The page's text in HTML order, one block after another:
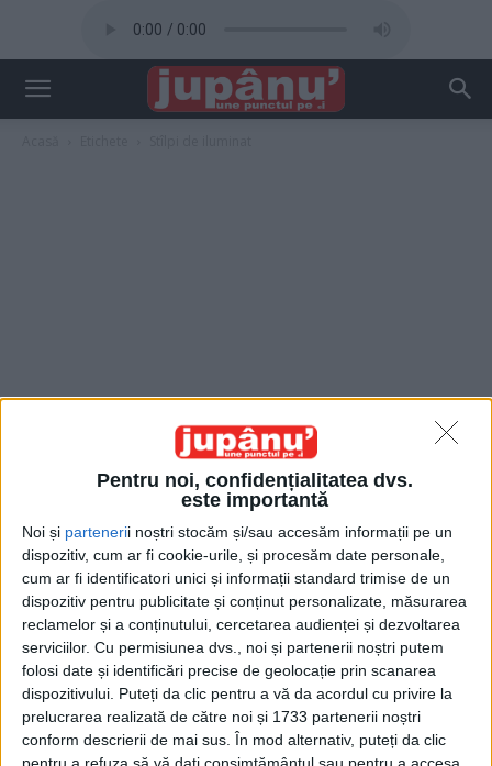
Pentru noi, confidențialitatea dvs.
este importantă
Noi și partenerii noștri stocăm și/sau accesăm informații pe un
dispozitiv, cum ar fi cookie-urile, și procesăm date personale,
cum ar fi identificatori unici și informații standard trimise de un
dispozitiv pentru publicitate și conținut personalizate, măsurarea
reclamelor și a conținutului, cercetarea audienței și dezvoltarea
serviciilor. Cu permisiunea dvs., noi și partenerii noștri putem
folosi date și identificări precise de geolocație prin scanarea
dispozitivului. Puteți da clic pentru a vă da acordul cu privire la
prelucrarea realizată de către noi și 1733 partenerii noștri
conform descrierii de mai sus. În mod alternativ, puteți da clic
Etichetă: stîlpi de iluminat